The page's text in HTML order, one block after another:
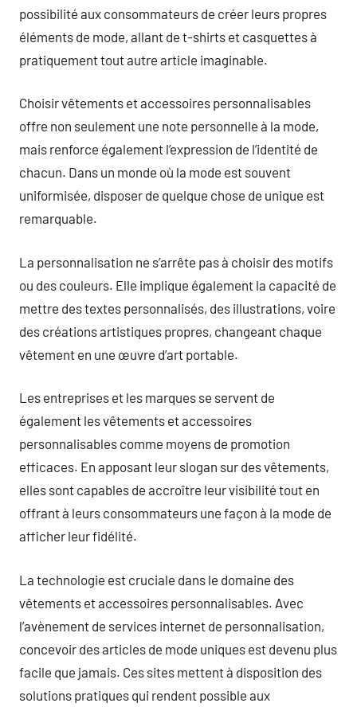
possibilité aux consommateurs de créer leurs propres
éléments de mode, allant de t-shirts et casquettes à
pratiquement tout autre article imaginable.
Choisir vêtements et accessoires personnalisables
offre non seulement une note personnelle à la mode,
mais renforce également l’expression de l’identité de
chacun. Dans un monde où la mode est souvent
uniformisée, disposer de quelque chose de unique est
remarquable.
La personnalisation ne s’arrête pas à choisir des motifs
ou des couleurs. Elle implique également la capacité de
mettre des textes personnalisés, des illustrations, voire
des créations artistiques propres, changeant chaque
vêtement en une œuvre d’art portable.
Les entreprises et les marques se servent de
également les vêtements et accessoires
personnalisables comme moyens de promotion
efficaces. En apposant leur slogan sur des vêtements,
elles sont capables de accroître leur visibilité tout en
offrant à leurs consommateurs une façon à la mode de
afficher leur fidélité.
La technologie est cruciale dans le domaine des
vêtements et accessoires personnalisables. Avec
l’avènement de services internet de personnalisation,
concevoir des articles de mode uniques est devenu plus
facile que jamais. Ces sites mettent à disposition des
solutions pratiques qui rendent possible aux